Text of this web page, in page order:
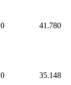
0 41.780
0 35.148